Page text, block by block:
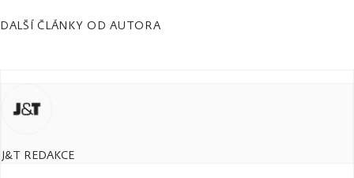
DALŠÍ ČLÁNKY OD AUTORA
J&T REDAKCE